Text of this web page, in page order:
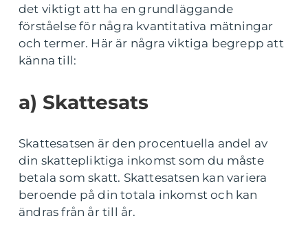
det viktigt att ha en grundläggande
förståelse för några kvantitativa mätningar
och termer. Här är några viktiga begrepp att
känna till:
a) Skattesats
Skattesatsen är den procentuella andel av
din skattepliktiga inkomst som du måste
betala som skatt. Skattesatsen kan variera
beroende på din totala inkomst och kan
ändras från år till år.